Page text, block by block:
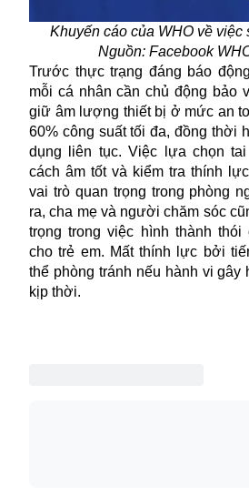
Khuyến cáo của WHO về việc
Nguồn: Facebook
Trước thực trạng đáng báo
mỗi cá nhân cần chủ động bảo
giữ âm lượng thiết bị ở mức an
60% công suất tối đa, đồng thời
dụng liên tục. Việc lựa chọn
cách âm tốt và kiểm tra thính
vai trò quan trọng trong phòng
ra, cha mẹ và người chăm sóc
trọng trong việc hình thành thói
cho trẻ em. Mất thính lực bởi
thể phòng tránh nếu hành vi
kịp thời.